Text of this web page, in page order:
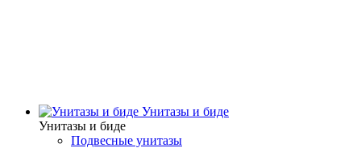
Унитазы и биде
Унитазы и биде
Подвесные унитазы